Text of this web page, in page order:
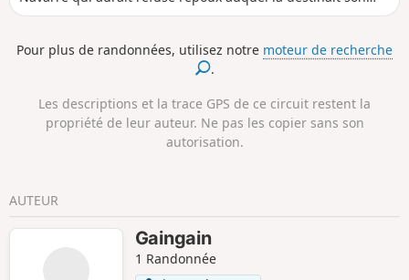
père Juan II d'Aragon.
Pour plus de randonnées, utilisez notre moteur de recherche
.
Les descriptions et la trace GPS de ce circuit restent la
propriété de leur auteur. Ne pas les copier sans son
autorisation.
AUTEUR
Gaingain
1 Randonnée